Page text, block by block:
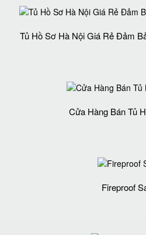
Tủ Hồ Sơ Hà Nội Giá Rẻ Đảm
Cửa Hàng Bán Tủ
Fireproof